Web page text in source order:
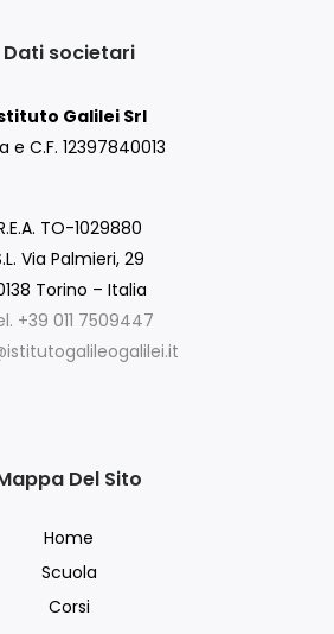
Dati societari
Galilei Srl
e C.F. 12397840013
TO-1029880
Via Palmieri, 29
Torino – Italia
+39 011 7509447
Del Sito
Home
Scuola
Corsi